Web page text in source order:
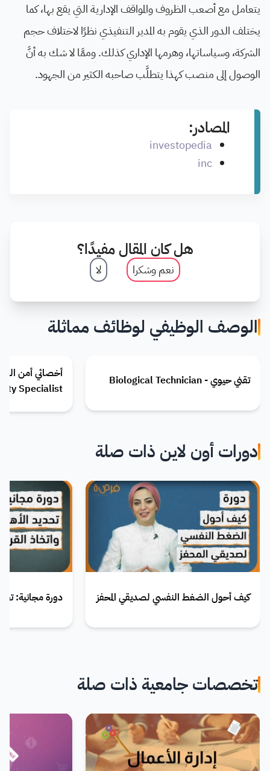
يتعامل مع أصعب الظروف والمواقف الإدارية التي يقع بها، كما
يختلف الدور الذي يقوم به المدير التنفيذي نظرًا لاختلاف حجم
الشركة، وسياساتها، وهرمها الإداري كذلك. وممَّا لا شك به أنَّ
الوصول إلى منصب كهذا يتطلَّب صاحبه الكثير من الجهود.
المصادر:
investopedia
inc
هل كان المقال مفيدًا؟
نعم وشكرا لا
الوصف الوظيفي لوظائف مماثلة
تقني حيوي - Biological Technician
Specialist
دورات أون لاين ذات صلة
كيف أحول الضغط النفسي لصديقي المحفز دورة مجانية:
تخصصات جامعية ذات صلة